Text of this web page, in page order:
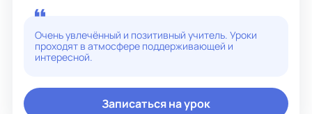
дружественную атмосферу на уроках, чтобы ученики
чувствовали себя комфортно и могли свободно
общаться и задавать вопросы.
Мои профессиональные достижения включают участие
в различных образовательных конференциях,
преподавания. Я постоянно совершенствую свои
знания и навыки, следя за последними тенденциями в
области информационных технологий.
Очень увлечённый и позитивный учитель. Уроки
проходят в атмосфере поддерживающей и
интересной.
Записаться на урок